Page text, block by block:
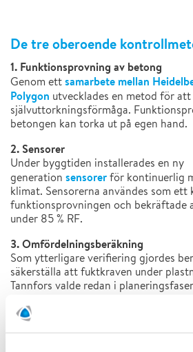
De tre oberoende
1. Funktionsprovning av betong
Genom ettsamarbete mellan
Polygon utvecklades en metod för
självuttorkningsförmåga.
betongen kan torka ut på egen hand.
2. Sensorer
Under byggtiden installerades en ny
generation sensorerför kontinuerlig
klimat. Sensorerna användes som
funktionsprovningen och bekräftade
under 85 % RF.
3. Omfördelningsberäkning
Som ytterligare verifiering gjordes
säkerställa att fuktkraven under
Tannfors valde redan i
genom mattan än genom betongen